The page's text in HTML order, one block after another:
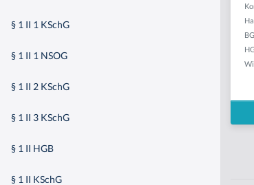
§ 1 II 1 KSchG
§ 1 II 1 NSOG
§ 1 II 2 KSchG
§ 1 II 3 KSchG
§ 1 II HGB
§ 1 II KSchG